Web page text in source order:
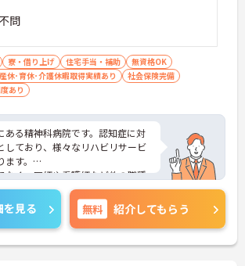
問
寮・借り上げ 住宅手当・補助
無資格OK
産休･育休･介護休暇取得実績あり
社会保険完備
あり
ある精神科病院です。認知症に対
しており、様々なリハビリサービ
す。
なく、医師や看護師など他の職種
もある為、様々な経験をする事が
ので安心感があり、福利厚生面で
も魅力的ですね♪また精神科病院
方が多く、暴れたりする方もいな
を見る 無料 紹介してもらう